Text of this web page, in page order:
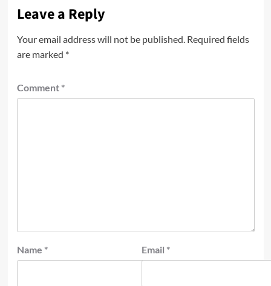
Leave a Reply
Your email address will not be published. Required fields
are marked *
Comment *
Name * Email *